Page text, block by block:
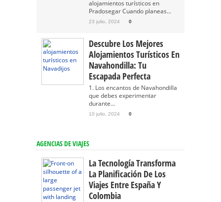
alojamientos turísticos en
Pradosegar Cuando planeas...
23 julio, 2024 0
Descubre Los Mejores
Alojamientos Turísticos En
Navahondilla: Tu
Escapada Perfecta
1. Los encantos de Navahondilla
que debes experimentar
durante...
10 julio, 2024 0
AGENCIAS DE VIAJES
La Tecnología Transforma
La Planificación De Los
Viajes Entre España Y
Colombia